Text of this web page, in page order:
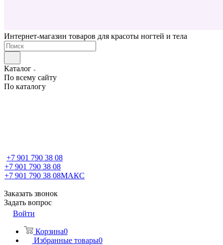
Интернет-магазин товаров для красоты ногтей и тела
Каталог
По всему сайту
По каталогу
+7 901 790 38 08
+7 901 790 38 08
+7 901 790 38 08МАКС
Заказать звонок
Задать вопрос
Войти
Корзина0
Избранные товары0